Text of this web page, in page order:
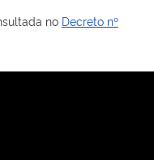
no Decreto nº